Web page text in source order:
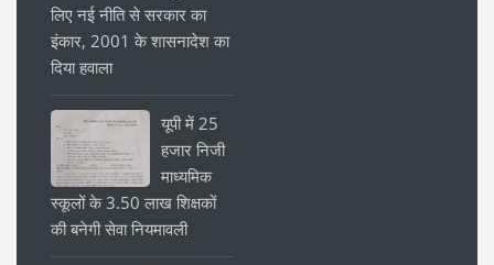
लिए नई नीति से सरकार का
इंकार, 2001 के शासनादेश का
दिया हवाला
यूपी में 25
हजार निजी
माध्यमिक
स्कूलों के 3.50 लाख शिक्षकों
की बनेगी सेवा नियमावली